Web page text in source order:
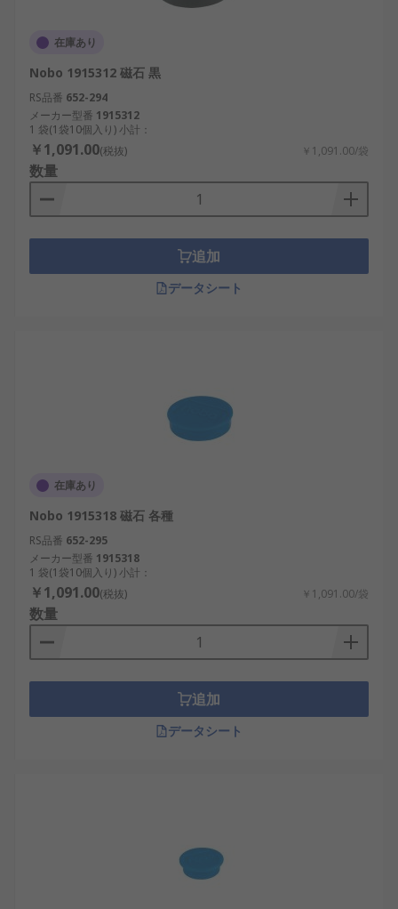
在庫あり
Nobo 1915312 磁石 黒
RS品番 652-294
メーカー型番 1915312
1 袋(1袋10個入り) 小計：
￥1,091.00(税抜) ￥1,091.00/袋
数量
追加
データシート
在庫あり
Nobo 1915318 磁石 各種
RS品番 652-295
メーカー型番 1915318
1 袋(1袋10個入り) 小計：
￥1,091.00(税抜) ￥1,091.00/袋
数量
追加
データシート